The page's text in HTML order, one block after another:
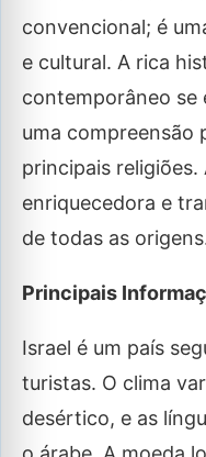
convencional; é
e cultural. A rica
contemporâneo se
uma compreensão
principais religiões.
enriquecedora e
de todas as
Principais
Israel é um país
turistas. O clima
desértico, e as